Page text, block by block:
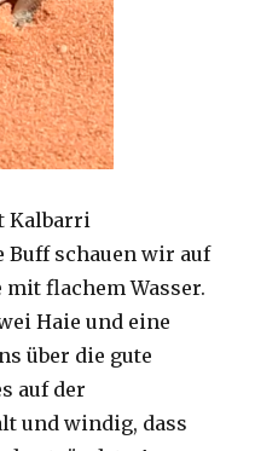
Kalbarri
Buff schauen wir auf
mit flachem Wasser.
Haie und eine
über die gute
auf der
und windig, dass